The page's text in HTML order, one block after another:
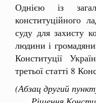
Однією із
конституційного
суду для захисту
людини і
Конституції
третьої статті 8
(Абзац другий